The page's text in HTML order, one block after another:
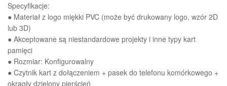
Specyfikacje:
● Materiał z logo miękki PVC (może być drukowany logo, wzór 2D
lub 3D)
● Akceptowane są niestandardowe projekty i inne typy kart
pamięci
● Rozmiar: Konfigurowalny
● Czytnik kart z dołączeniem + pasek do telefonu komórkowego +
okrągły dzielony pierścień